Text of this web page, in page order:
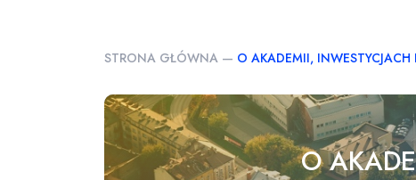
STRONA GŁÓWNA — O AKADEMII,
O